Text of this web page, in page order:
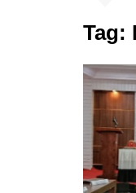
Tag: